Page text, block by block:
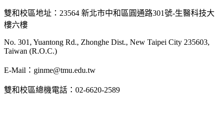
雙和校區地址：23564 新北市中和區圓通路301號-生醫科技大
樓六樓
No. 301, Yuantong Rd., Zhonghe Dist., New Taipei City 235603,
Taiwan (R.O.C.)
E-Mail：ginme@tmu.edu.tw
雙和校區總機電話：02-6620-2589